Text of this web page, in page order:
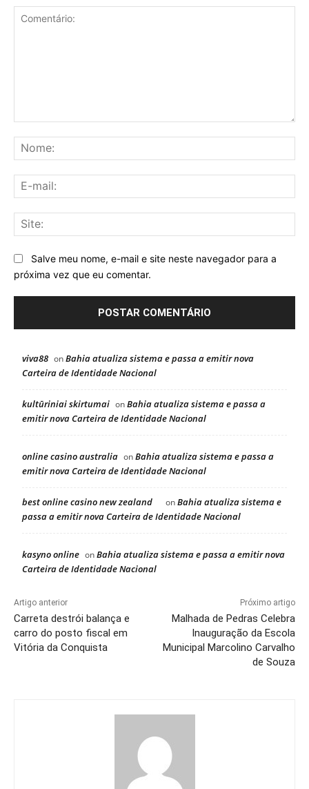
Salve meu nome, e-mail e site neste navegador para a
próxima vez que eu comentar.
viva88 onBahia atualiza sistema e passa a emitir nova
Carteira de Identidade Nacional
kultūriniai skirtumai onBahia atualiza sistema e passa a
emitir nova Carteira de Identidade Nacional
online casino australia onBahia atualiza sistema e passa a
emitir nova Carteira de Identidade Nacional
best online casino new zealand onBahia atualiza sistema e
passa a emitir nova Carteira de Identidade Nacional
kasyno online onBahia atualiza sistema e passa a emitir nova
Carteira de Identidade Nacional
Artigo anterior
Carreta destrói balança e
carro do posto fiscal em
Vitória da Conquista
Próximo artigo
Malhada de Pedras Celebra
Inauguração da Escola
Municipal Marcolino Carvalho
de Souza